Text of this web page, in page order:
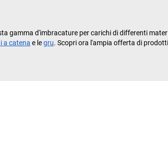
gamma d'imbracature per carichi di differenti
a catena e legru. Scopri ora l'ampia offerta di